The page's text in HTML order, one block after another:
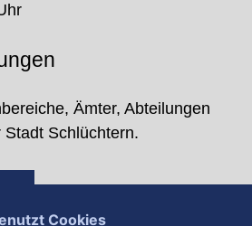
Ämter, Abteilungen
Schlüchtern.
Cookies